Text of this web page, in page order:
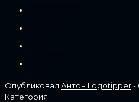
Опубликовал Антон Logotipper-
Категория